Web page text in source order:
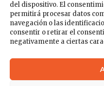
del dispositivo. El
permitirá procesar datos
navegación o las
consentir o retirar el
negativamente a ciertas
148k